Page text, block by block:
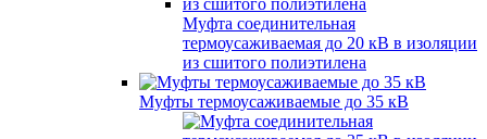
Муфта соединительная
термоусаживаемая до 20 кВ в изоляции
из сшитого полиэтилена
Муфты термоусаживаемые до 35 кВ